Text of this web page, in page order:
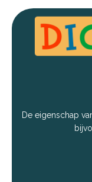
De eigenschap